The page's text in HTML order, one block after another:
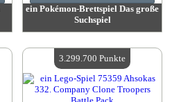
ein Pokémon-Brettspiel Das große
Suchspiel
Verfügbare Menge:4
3.299.700 Punkte